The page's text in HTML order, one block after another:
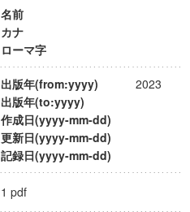
名前
カナ
ローマ字
出版年(from:yyyy)
2023
出版年(to:yyyy)
作成日(yyyy-mm-dd)
更新日(yyyy-mm-dd)
記録日(yyyy-mm-dd)
1 pdf